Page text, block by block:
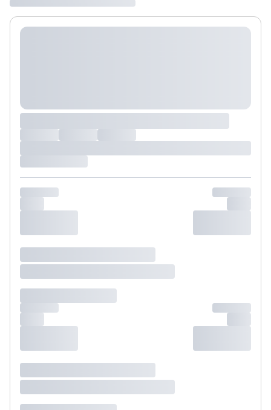
Maksymalna liczba uczestników
maksymalny limit dla 1 pokoju.